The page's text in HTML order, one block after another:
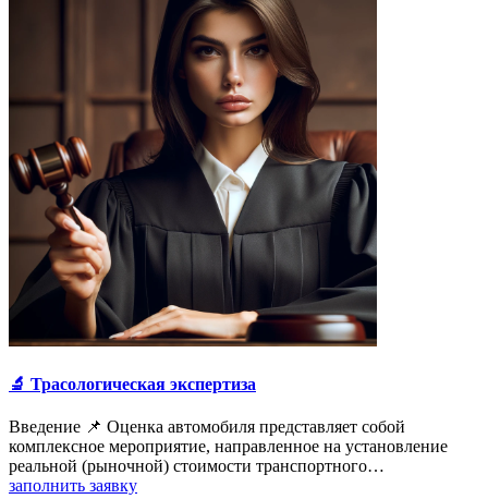
🔬 Трасологическая экспертиза
Введение 📌 Оценка автомобиля представляет собой
комплексное мероприятие, направленное на установление
реальной (рыночной) стоимости транспортного…
заполнить заявку